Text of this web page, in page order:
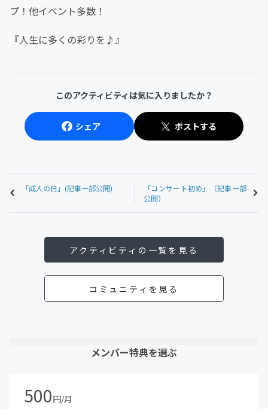
プ！他イベント多数！
『人生に多くの彩りを♪』
このアクティビティは気に入りましたか？
シェア ポストする
「成人の日」(記事一部公開)
「コンサート初め」（記事一部
公開）
アクティビティの一覧を見る
コミュニティを見る
メンバー特典を選ぶ
500円/月